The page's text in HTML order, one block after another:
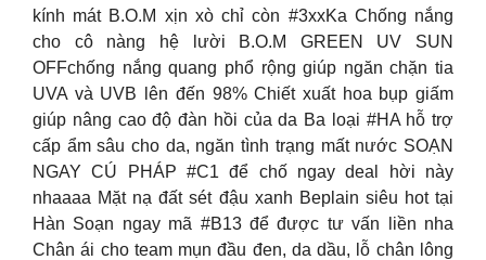
kính mát B.O.M xịn xò chỉ còn #3xxKa Chống nắng
cho cô nàng hệ lười B.O.M GREEN UV SUN
OFFchống nắng quang phổ rộng giúp ngăn chặn tia
UVA và UVB lên đến 98% Chiết xuất hoa bụp giấm
giúp nâng cao độ đàn hồi của da Ba loại #HA hỗ trợ
cấp ẩm sâu cho da, ngăn tình trạng mất nước SOẠN
NGAY CÚ PHÁP #C1 để chố ngay deal hời này
nhaaaa Mặt nạ đất sét đậu xanh Beplain siêu hot tại
Hàn Soạn ngay mã #B13 để được tư vấn liền nha
Chân ái cho team mụn đầu đen, da dầu, lỗ chân lông